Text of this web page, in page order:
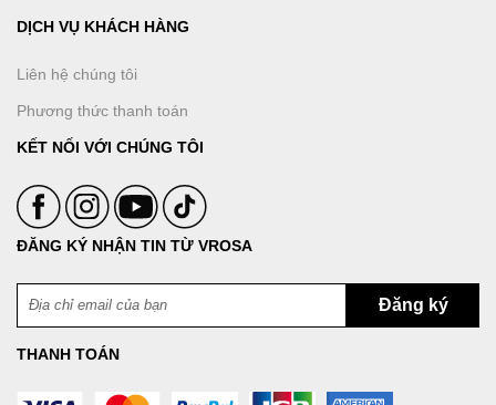
DỊCH VỤ KHÁCH HÀNG
Liên hệ chúng tôi
Phương thức thanh toán
KẾT NỐI VỚI CHÚNG TÔI
ĐĂNG KÝ NHẬN TIN TỪ VROSA
THANH TOÁN